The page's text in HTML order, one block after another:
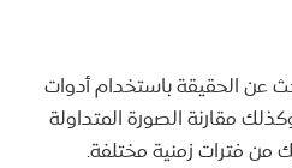
عن الحقيقة باستخدام أدوات
مقارنة الصورة المتداولة
من فترات زمنية مختلفة.